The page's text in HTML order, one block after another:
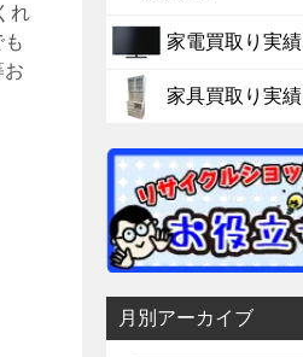
れ
お
家電買取り実績
家具買取り実績
月別アーカイブ